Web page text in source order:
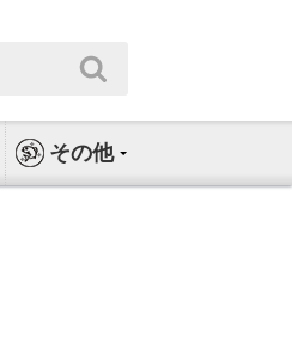
その他